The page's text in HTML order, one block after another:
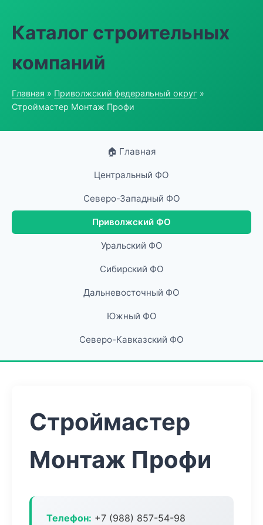
Каталог строительных
компаний
Главная » Приволжский федеральный округ »
Строймастер Монтаж Профи
🏠 Главная
Центральный ФО
Северо-Западный ФО
Приволжский ФО
Уральский ФО
Сибирский ФО
Дальневосточный ФО
Южный ФО
Северо-Кавказский ФО
Строймастер
Монтаж Профи
Телефон: +7 (988) 857-54-98